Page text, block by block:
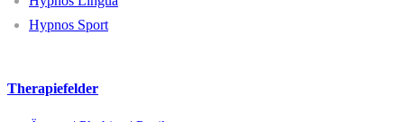
Hypnos Sport
Therapiefelder